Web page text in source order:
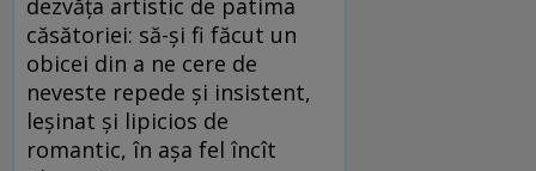
dezvăţa artistic de patima
căsătoriei: să-şi fi făcut un
obicei din a ne cere de
neveste repede şi insistent,
leşinat şi lipicios de
romantic, în aşa fel încît